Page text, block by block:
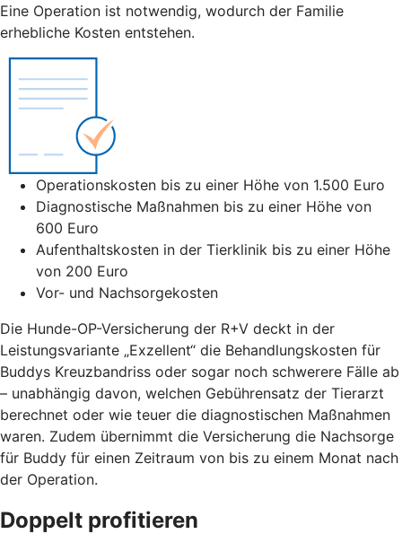
Eine Operation ist notwendig, wodurch der Familie
erhebliche Kosten entstehen.
Operationskosten bis zu einer Höhe von 1.500 Euro
Diagnostische Maßnahmen bis zu einer Höhe von
600 Euro
Aufenthaltskosten in der Tierklinik bis zu einer Höhe
von 200 Euro
Vor- und Nachsorgekosten
Die Hunde-OP-Versicherung der R+V deckt in der
Leistungsvariante „Exzellent“ die Behandlungskosten für
Buddys Kreuzbandriss oder sogar noch schwerere Fälle ab
– unabhängig davon, welchen Gebührensatz der Tierarzt
berechnet oder wie teuer die diagnostischen Maßnahmen
waren. Zudem übernimmt die Versicherung die Nachsorge
für Buddy für einen Zeitraum von bis zu einem Monat nach
der Operation.
Doppelt profitieren